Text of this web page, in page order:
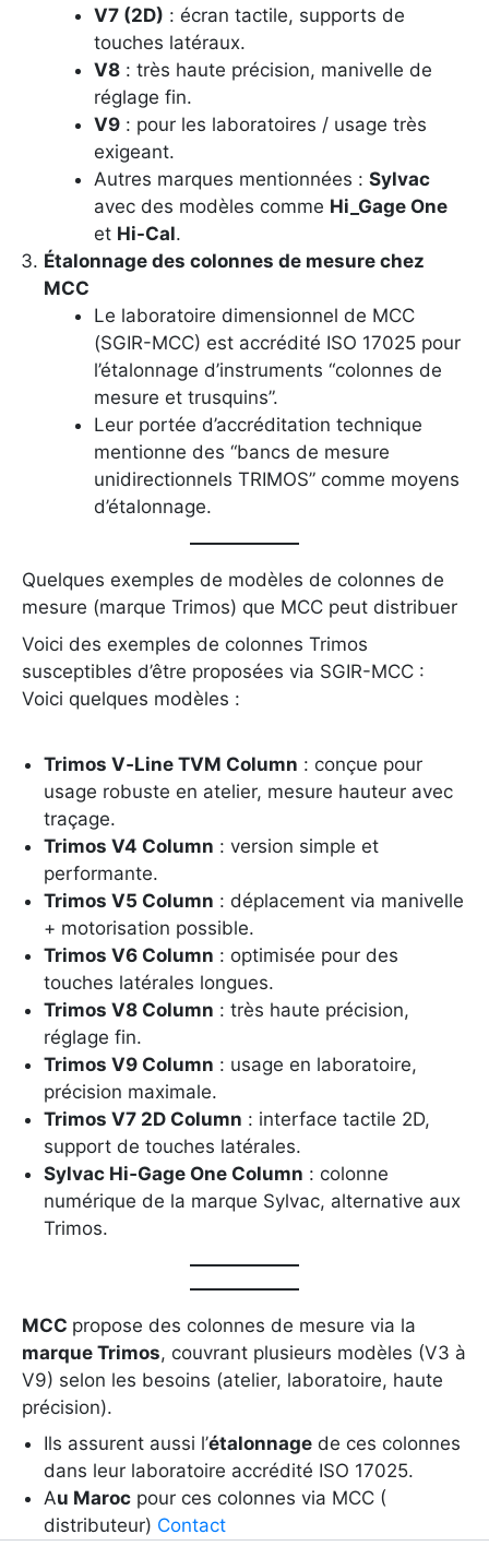
V7 (2D) : écran tactile, supports de
touches latéraux.
V8: très haute précision, manivelle de
réglage fin.
V9: pour les laboratoires / usage très
exigeant.
Autres marques mentionnées : Sylvac
avec des modèles comme Hi_Gage One
et Hi-Cal.
Étalonnage des colonnes de mesure chez
MCC
Le laboratoire dimensionnel de MCC
(SGIR-MCC) est accrédité ISO 17025 pour
l’étalonnage d’instruments “colonnes de
mesure et trusquins”.
Leur portée d’accréditation technique
mentionne des “bancs de mesure
unidirectionnels TRIMOS” comme moyens
d’étalonnage.
Quelques exemples de modèles de colonnes de
mesure (marque Trimos) que MCC peut distribuer
Voici des exemples de colonnes Trimos
susceptibles d’être proposées via SGIR-MCC :
Voici quelques modèles :
Trimos V‑Line TVM Column : conçue pour
usage robuste en atelier, mesure hauteur avec
traçage.
Trimos V4 Column : version simple et
performante.
Trimos V5 Column : déplacement via manivelle
+ motorisation possible.
Trimos V6 Column : optimisée pour des
touches latérales longues.
Trimos V8 Column : très haute précision,
réglage fin.
Trimos V9 Column : usage en laboratoire,
précision maximale.
Trimos V7 2D Column : interface tactile 2D,
support de touches latérales.
Sylvac Hi‑Gage One Column : colonne
numérique de la marque Sylvac, alternative aux
Trimos.
MCC propose des colonnes de mesure via la
marque Trimos, couvrant plusieurs modèles (V3 à
V9) selon les besoins (atelier, laboratoire, haute
précision).
Ils assurent aussi l’étalonnage de ces colonnes
dans leur laboratoire accrédité ISO 17025.
Au Maroc pour ces colonnes via MCC (
distributeur) Contact